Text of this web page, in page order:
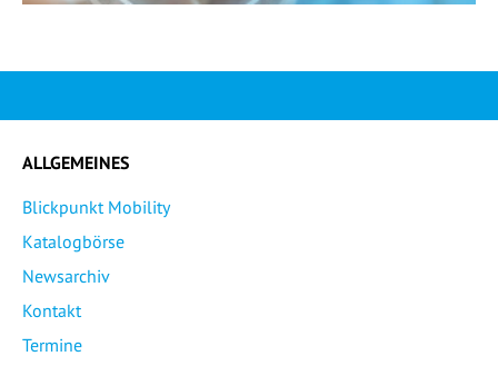
ALLGEMEINES
Blickpunkt Mobility
Katalogbörse
Newsarchiv
Kontakt
Termine